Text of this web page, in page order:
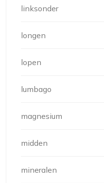
linksonder
longen
lopen
lumbago
magnesium
midden
mineralen